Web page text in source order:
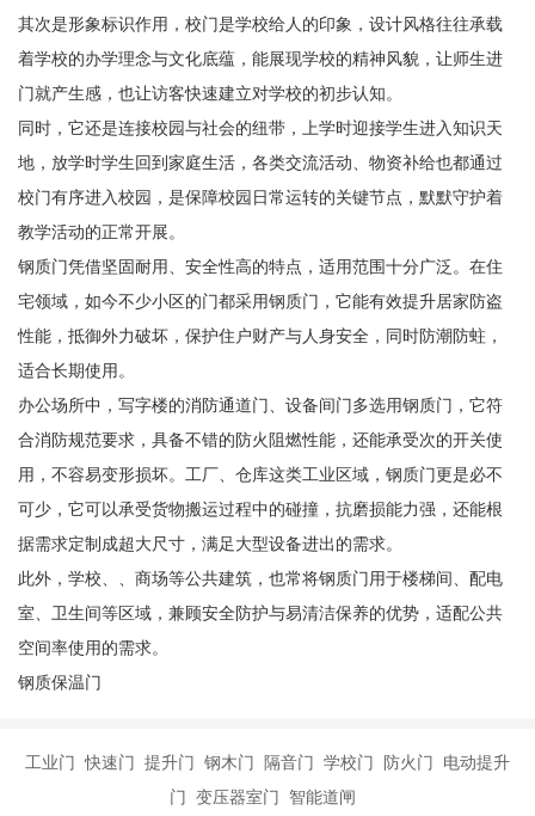
其次是形象标识作用，校门是学校给人的印象，设计风格往往承载
着学校的办学理念与文化底蕴，能展现学校的精神风貌，让师生进
门就产生感，也让访客快速建立对学校的初步认知。
同时，它还是连接校园与社会的纽带，上学时迎接学生进入知识天
地，放学时学生回到家庭生活，各类交流活动、物资补给也都通过
校门有序进入校园，是保障校园日常运转的关键节点，默默守护着
教学活动的正常开展。
钢质门凭借坚固耐用、安全性高的特点，适用范围十分广泛。在住
宅领域，如今不少小区的门都采用钢质门，它能有效提升居家防盗
性能，抵御外力破坏，保护住户财产与人身安全，同时防潮防蛀，
适合长期使用。
办公场所中，写字楼的消防通道门、设备间门多选用钢质门，它符
合消防规范要求，具备不错的防火阻燃性能，还能承受次的开关使
用，不容易变形损坏。工厂、仓库这类工业区域，钢质门更是必不
可少，它可以承受货物搬运过程中的碰撞，抗磨损能力强，还能根
据需求定制成超大尺寸，满足大型设备进出的需求。
此外，学校、、商场等公共建筑，也常将钢质门用于楼梯间、配电
室、卫生间等区域，兼顾安全防护与易清洁保养的优势，适配公共
空间率使用的需求。
钢质保温门
工业门 快速门 提升门 钢木门 隔音门 学校门 防火门 电动提升
门 变压器室门 智能道闸